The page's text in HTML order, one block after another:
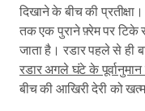
दिखाने के बीच की
तक एक पुराने फ़्रेम पर
जाता है। रडार पहले से ही
रडार अगले घंटे के पूर्वानुमान
बीच की आखिरी देरी को